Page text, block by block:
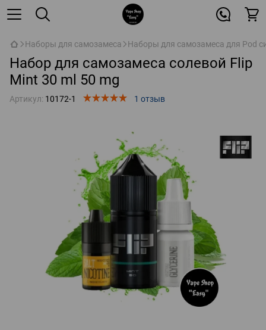
Наборы для самозамеса Наборы для самозамеса для Pod
Набор для самозамеса солевой Flip
Mint 30 ml 50 mg
Артикул: 10172-1 1 отзыв